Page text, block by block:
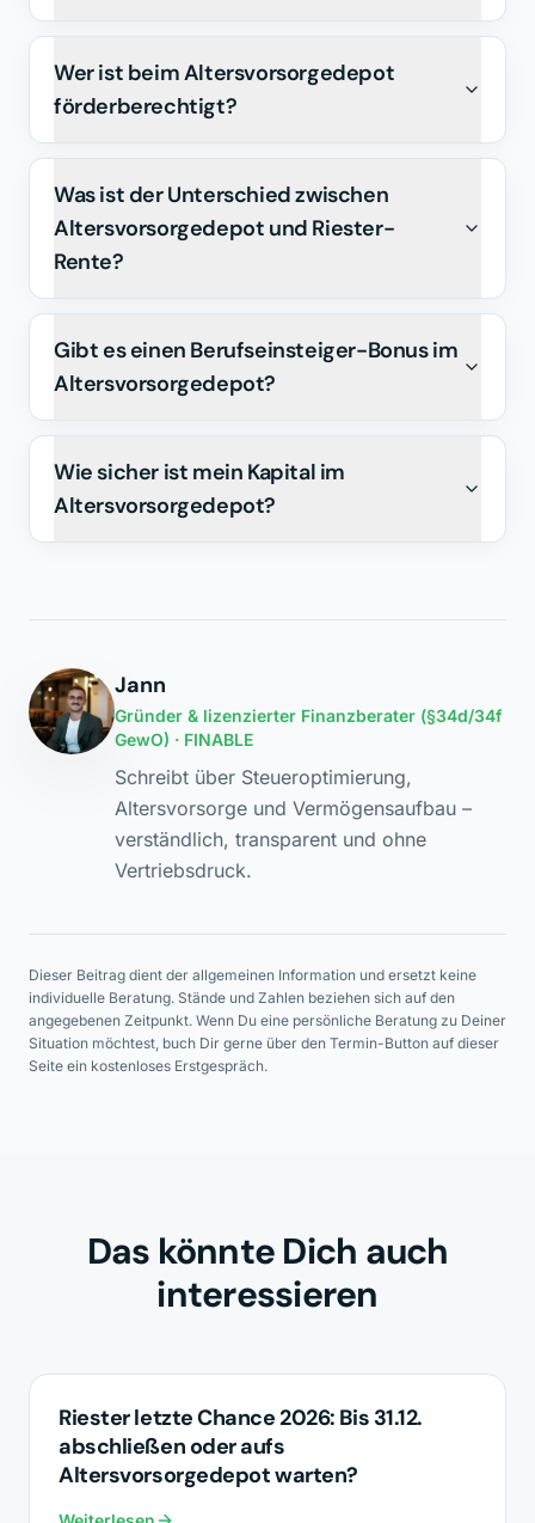
Wer ist beim Altersvorsorgedepot
förderberechtigt?
Was ist der Unterschied zwischen
Altersvorsorgedepot und Riester-
Rente?
Gibt es einen Berufseinsteiger-Bonus im
Altersvorsorgedepot?
Wie sicher ist mein Kapital im
Altersvorsorgedepot?
Jann
Gründer & lizenzierter Finanzberater (§34d/34f
GewO) · FINABLE
Schreibt über Steueroptimierung,
Altersvorsorge und Vermögensaufbau –
verständlich, transparent und ohne
Vertriebsdruck.
Dieser Beitrag dient der allgemeinen Information und ersetzt keine
individuelle Beratung. Stände und Zahlen beziehen sich auf den
angegebenen Zeitpunkt. Wenn Du eine persönliche Beratung zu Deiner
Situation möchtest, buch Dir gerne über den Termin-Button auf dieser
Seite ein kostenloses Erstgespräch.
Das könnte Dich auch
interessieren
ALTERSVORSORGE
Riester letzte Chance 2026: Bis 31.12.
abschließen oder aufs
Altersvorsorgedepot warten?